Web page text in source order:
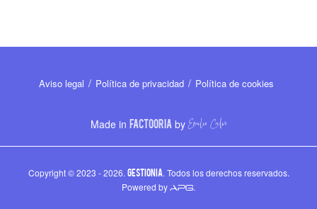
Aviso legal Política de privacidad Política de cookies
Made in FACTOORIA by
Copyright © 2023 - 2026. GESTIONIA. Todos los derechos reservados.
Powered by APG.